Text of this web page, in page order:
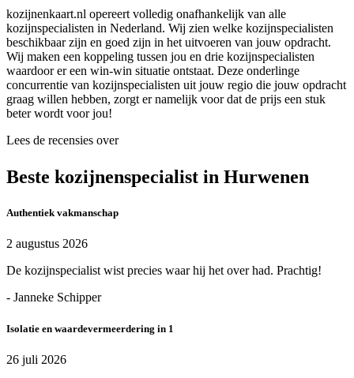
kozijnenkaart.nl opereert volledig onafhankelijk van alle
kozijnspecialisten in Nederland. Wij zien welke kozijnspecialisten
beschikbaar zijn en goed zijn in het uitvoeren van jouw opdracht.
Wij maken een koppeling tussen jou en drie kozijnspecialisten
waardoor er een win-win situatie ontstaat. Deze onderlinge
concurrentie van kozijnspecialisten uit jouw regio die jouw opdracht
graag willen hebben, zorgt er namelijk voor dat de prijs een stuk
beter wordt voor jou!
Lees de recensies over
Beste kozijnenspecialist in Hurwenen
Authentiek vakmanschap
2 augustus 2026
De kozijnspecialist wist precies waar hij het over had. Prachtig!
- Janneke Schipper
Isolatie en waardevermeerdering in 1
26 juli 2026